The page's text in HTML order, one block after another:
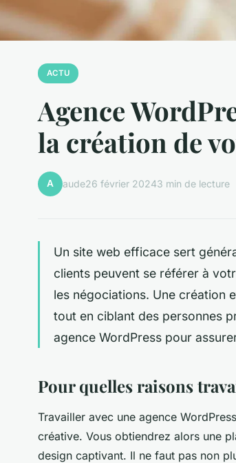
ACTU
Agence
la création de
A aude26 février 20243 min de lecture
Un site web efficace sert
clients peuvent se référer à
les négociations. Une création
tout en ciblant des personnes
agence WordPress pour
Pour quelles raisons
Travailler avec une agence
créative. Vous obtiendrez alors une
design captivant. Il ne faut pas non